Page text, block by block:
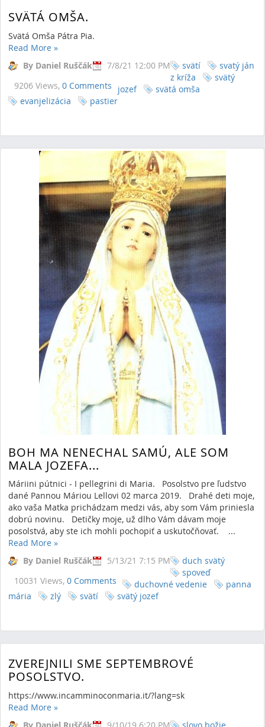
SVÄTÁ OMŠA.
Svätá Omša Pátra Pia.
Read More »
By Daniel Ruščák
7/8/21 12:00 PM
9206 Views, 0 Comments
svätí
svatý ján
z kríža
svätý
jozef
svätá omša
evanjelizácia
pastier
BOH MA NENECHAL SAMÚ, ALE SOM
MALA JOZEFA...
Máriini pútnici - I pellegrini di Maria. Posolstvo pre ľudstvo
dané Pannou Máriou Lellovi 02 marca 2019. Drahé deti moje,
ako vaša Matka prichádzam medzi vás, aby som Vám priniesla
dobrú novinu. Detičky moje, už dlho Vám dávam moje
posolstvá, aby ste ich mohli pochopiť a uskutočňovať. ...
Read More »
By Daniel Ruščák
5/13/21 7:15 PM
10031 Views, 0 Comments
duch svätý
spoveď
duchovné vedenie
panna
mária
zlý svätí svätý jozef
ZVEREJNILI SME SEPTEMBROVÉ
POSOLSTVO.
https://www.incamminoconmaria.it/?lang=sk
Read More »